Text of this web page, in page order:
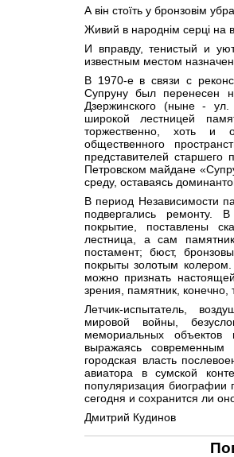
А він стоїть у бронзовім
Живий в народнім серці на
И вправду, тенистый и
известным местом
В 1970-е в связи с
Супруну был перенесен
Дзержинского (ныне -
широкой лестницей
торжественно, хоть и
общественного
представителей
Петровском майдане
среду, оставаясь
В период Независимости
подвергались ремонту.
покрытие, поставлены
лестница, а сам
постамент; бюст,
покрыты золотым
можно признать
зрения, памятник, конечно,
Летчик-испытатель,
мировой войны,
мемориальных
выражаясь
городская власть
авиатора в сумской
популяризация биографии
сегодня и сохранится ли
Дмитрий Кудинов